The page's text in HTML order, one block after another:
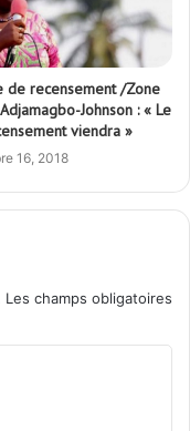
de recensement /Zone
Johnson : « Le
viendra »
16, 2018
Les champs obligatoires